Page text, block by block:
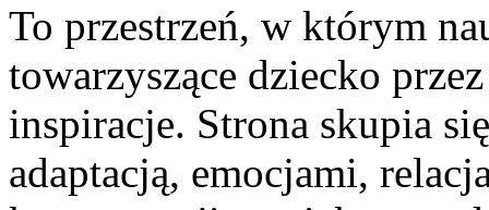
To przestrzeń, w którym
towarzyszące dziecko
inspiracje. Strona skupia
adaptacją, emocjami,